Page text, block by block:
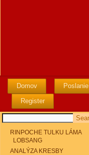
Domov Poslanie
Register
RINPOCHE TULKU LÁMA
LOBSANG
ANALÝZA KRESBY